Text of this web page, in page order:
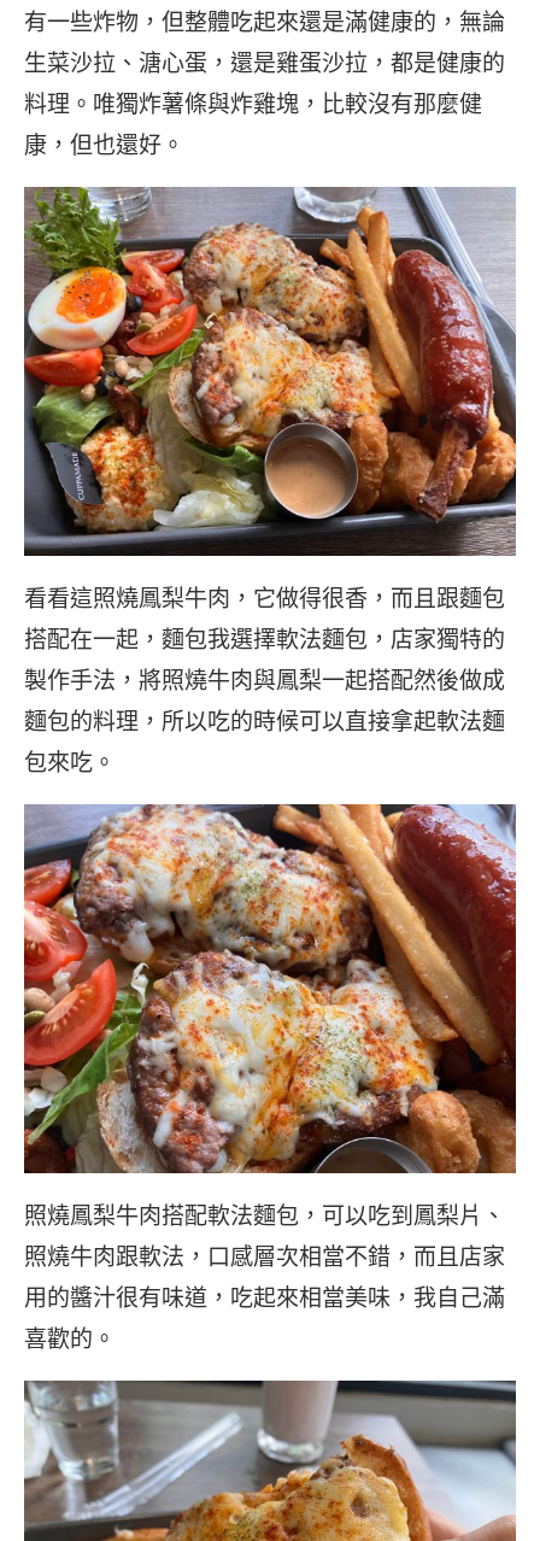
有一些炸物，但整體吃起來還是滿健康的，無論
生菜沙拉、溏心蛋，還是雞蛋沙拉，都是健康的
料理。唯獨炸薯條與炸雞塊，比較沒有那麼健
康，但也還好。
看看這照燒鳳梨牛肉，它做得很香，而且跟麵包
搭配在一起，麵包我選擇軟法麵包，店家獨特的
製作手法，將照燒牛肉與鳳梨一起搭配然後做成
麵包的料理，所以吃的時候可以直接拿起軟法麵
包來吃。
照燒鳳梨牛肉搭配軟法麵包，可以吃到鳳梨片、
照燒牛肉跟軟法，口感層次相當不錯，而且店家
用的醬汁很有味道，吃起來相當美味，我自己滿
喜歡的。